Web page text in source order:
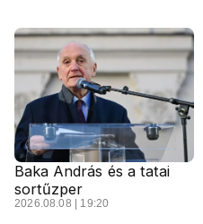
Baka András és a tatai
sortűzper
2026.08.08 | 19:20